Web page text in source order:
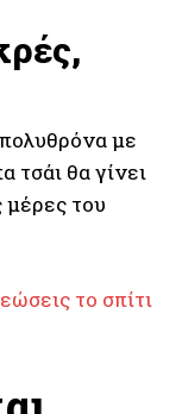
με
τσάι θα γίνει
μέρες του
το σπίτι